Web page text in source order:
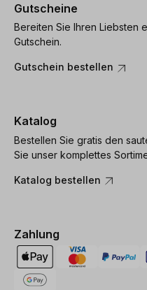
Gutscheine
Bereiten Sie Ihren Liebsten
Gutschein.
Gutschein bestellen
Katalog
Bestellen Sie gratis den
Sie unser komplettes
Katalog bestellen
Zahlung